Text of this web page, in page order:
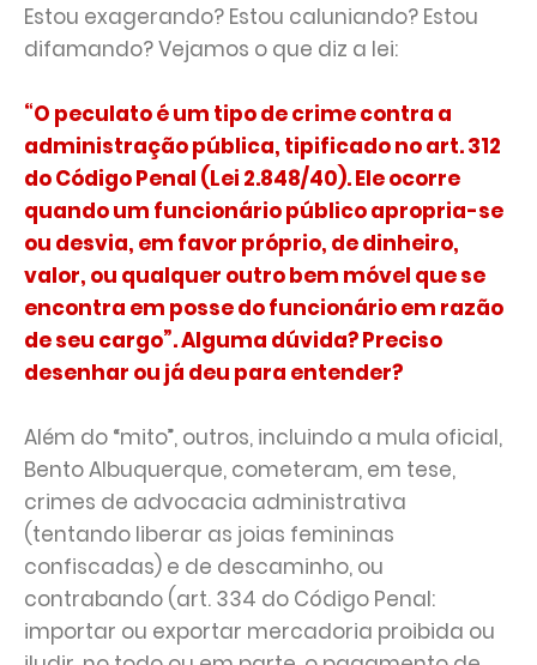
Estou exagerando? Estou caluniando? Estou
difamando? Vejamos o que diz a lei:
“O peculato é um tipo de crime contra a
administração pública, tipificado no art. 312
do Código Penal (Lei 2.848/40). Ele ocorre
quando um funcionário público apropria-se
ou desvia, em favor próprio, de dinheiro,
valor, ou qualquer outro bem móvel que se
encontra em posse do funcionário em razão
de seu cargo”. Alguma dúvida? Preciso
desenhar ou já deu para entender?
Além do “mito”, outros, incluindo a mula oficial,
Bento Albuquerque, cometeram, em tese,
crimes de advocacia administrativa
(tentando liberar as joias femininas
confiscadas) e de descaminho, ou
contrabando (art. 334 do Código Penal:
importar ou exportar mercadoria proibida ou